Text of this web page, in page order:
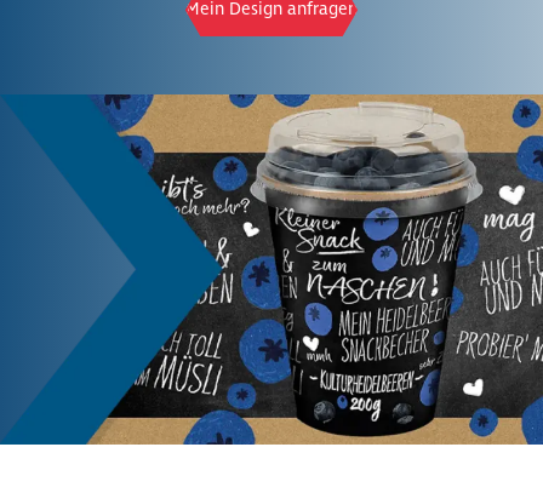
Mein Design anfragen